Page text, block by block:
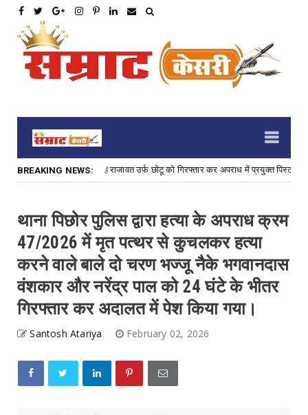
BREAKING NEWS:
फरार आरोपी प्रताप सिंह राजावत उर्फ छोटू को गिरफ्तार कर अपराध में प्रयुक्त पिस्टल व
थाना पिछोर पुलिस द्वारा हत्या के अपराध क्रम
47/2026 में मृत पत्थर से कुचलकर हत्या
करने वाले बाले दो चरण भज्जू नैके भगवानदास
वंशकार और नरेंद्र पाल को 24 घंटे के भीतर
गिरफ्तार कर अदालत में पेश किया गया।
Santosh Atariya February 02, 2026